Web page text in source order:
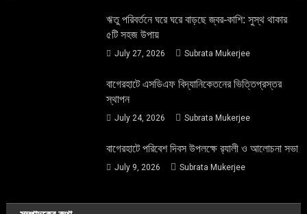
ঋতু পরিবর্তনে ঘরে ঘরে বাড়ছে জ্বর-কাশি: সুস্থ থাকার
৫টি সহজ উপায়
July 27, 2026 Subrata Mukerjee
বাগেরহাটে এসডিএফ বিদ্যানিকেতনের ভিত্তিপ্রস্তর
স্থাপন
July 24, 2026 Subrata Mukerjee
বাগেরহাটে পরিবেশ দিবস উপলক্ষে র‌্যালী ও আলোচনা সভা
July 9, 2026 Subrata Mukerjee